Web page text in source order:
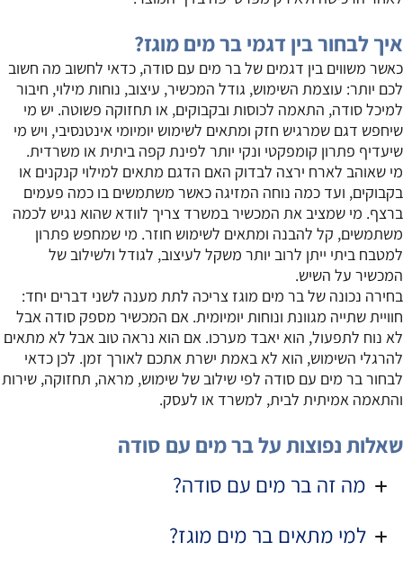
איך לבחור בין דגמי בר מים מוגז?
כאשר משווים בין דגמים של בר מים עם סודה, כדאי לחשוב מה חשוב
לכם יותר: עוצמת השימוש, גודל המכשיר, עיצוב, נוחות מילוי, חיבור
למיכל סודה, התאמה לכוסות ובקבוקים, או תחזוקה פשוטה. יש מי
שיחפש דגם שמרגיש חזק ומתאים לשימוש יומיומי אינטנסיבי, ויש מי
שיעדיף פתרון קומפקטי ונקי יותר לפינת קפה ביתית או משרדית.
מי שאוהב לארח ירצה לבדוק האם הדגם מתאים למילוי קנקנים או
בקבוקים, ועד כמה נוחה המזיגה כאשר משתמשים בו כמה פעמים
ברצף. מי שמציב את המכשיר במשרד צריך לוודא שהוא נגיש לכמה
משתמשים, קל להבנה ומתאים לשימוש חוזר. מי שמחפש פתרון
למטבח ביתי ייתן לרוב יותר משקל לעיצוב, לגודל ולשילוב של
המכשיר על השיש.
בחירה נכונה של בר מים מוגז צריכה לתת מענה לשני דברים יחד:
חוויית שתייה מגוונת ונוחות יומיומית. אם המכשיר מספק סודה אבל
לא נוח לתפעול, הוא יאבד מערכו. אם הוא נראה טוב אבל לא מתאים
להרגלי השימוש, הוא לא באמת ישרת אתכם לאורך זמן. לכן כדאי
לבחור בר מים עם סודה לפי שילוב של שימוש, מראה, תחזוקה, שירות
והתאמה אמיתית לבית, למשרד או לעסק.
שאלות נפוצות על בר מים עם סודה
מה זה בר מים עם סודה?
למי מתאים בר מים מוגז?